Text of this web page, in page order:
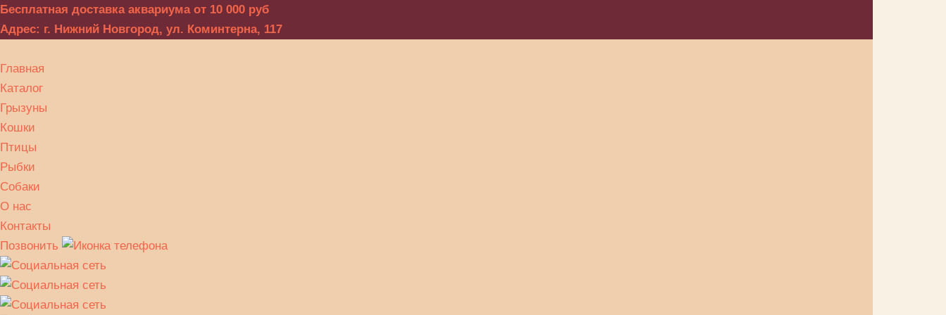
Бесплатная доставка аквариума от 10 000 руб
Адрес: г. Нижний Новгород, ул. Коминтерна, 117
Главная
Каталог
Грызуны
Кошки
Птицы
Рыбки
Собаки
О нас
Контакты
Позвонить